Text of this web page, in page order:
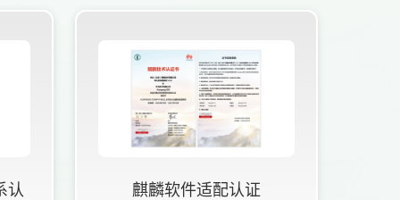
认 麒麟软件适配认证